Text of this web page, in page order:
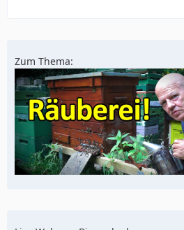
Zum Thema: